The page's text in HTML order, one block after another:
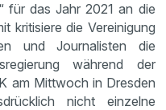
für das Jahr 2021 an die
kritisiere die Vereinigung
und Journalisten die
während der
am Mittwoch in Dresden
nicht einzelne